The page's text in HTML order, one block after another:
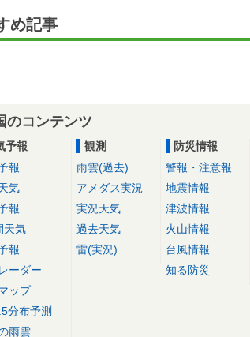
め記事
のコンテンツ
予報
報
気
報
天気
報
ーダー
ップ
分布予測
雨雲
観測
雨雲(過去)
アメダス実況
実況天気
過去天気
雷(実況)
防災情報
警報・注意報
地震情報
津波情報
火山情報
台風情報
知る防災